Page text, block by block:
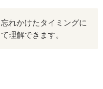
れかけたタイミングに
理解できます。